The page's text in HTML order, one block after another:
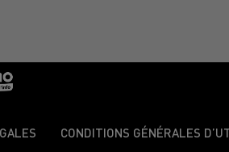
CONDITIONS GÉNÉRALES